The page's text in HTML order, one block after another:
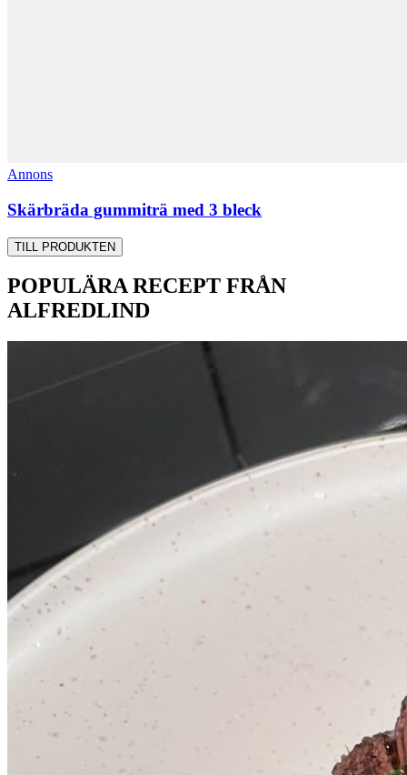
Annons
Skärbräda gummiträ med 3 bleck
TILL PRODUKTEN
POPULÄRA RECEPT FRÅN
ALFREDLIND